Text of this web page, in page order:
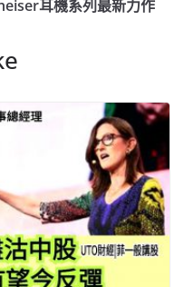
k
耳機系列最新力作